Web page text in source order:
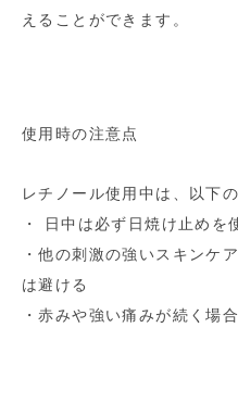
えることができます。
使用時の注意点
レチノール使用中は、以下
・ 日中は必ず日焼け止めを
・他の刺激の強いスキンケ
は避ける
・赤みや強い痛みが続く場